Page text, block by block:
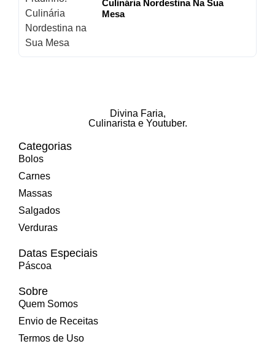
Culinária Nordestina Na Sua
Mesa
Divina Faria,
Culinarista e Youtuber.
Categorias
Bolos
Carnes
Massas
Salgados
Verduras
Datas Especiais
Páscoa
Sobre
Quem Somos
Envio de Receitas
Termos de Uso